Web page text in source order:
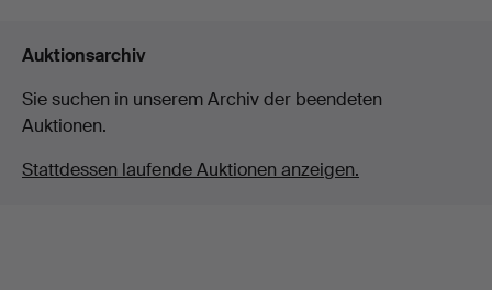
Auktionsarchiv
Sie suchen in unserem Archiv der beendeten
Auktionen.
Stattdessen laufende Auktionen anzeigen.